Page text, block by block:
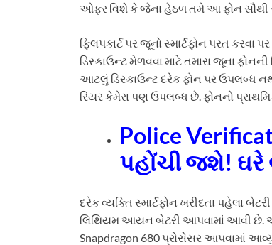
ઓફર વિશે કે જેના હેઠળ તમે આ ફોન સૌથી
ફ્લિપકાર્ટ પર જૂનો સ્માર્ટફોન પરત
ડિસ્કાઉન્ટ મેળવવા માટે તમારા જૂના
આટલું ડિસ્કાઉન્ટ દરેક ફોન પર ઉપલબ્ધ
રિયર કેમેરા પણ ઉપલબ્ધ છે. ફોનનો
Police
પહોંચી જશે!
દરેક વ્યક્તિ સ્માર્ટફોન ખરીદતા પહેલા
લિથિયમ આયન બેટરી આપવામાં આવી છે.
Snapdragon 680 પ્રોસેસર આપવામાં